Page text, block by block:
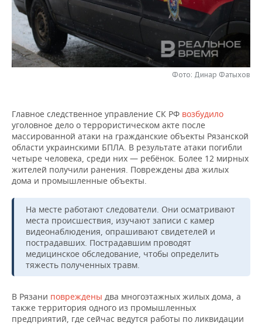
ОПК
ЭНЕРГЕТИКА
ТРАНСПОРТ
УСЛУГИ
IT
МЕДИА
ТЕЛЕКОММУНИКАЦИИ
НОВОСТИ МЕРОПРИЯТИЙ
ВЫЕЗДНАЯ РЕДАКЦИЯ
БИЗНЕС-БРАНЧИ
ОТКРЫТАЯ ЛЕКЦИЯ
СПОРТ
НОВОСТИ СПОРТА
ФУТБОЛ
БАСКЕТБОЛ
ВОЛЕЙБОЛ
КИБЕРСПОРТ
ФИГУРНОЕ КАТАНИЕ
ВОДНЫЕ ВИДЫ СПОРТА
ХОККЕЙ С МЯЧОМ
ОБЩЕСТВО
НОВОСТИ ОБЩЕСТВА
ИНФРАСТРУКТУРА
ИСТОРИЯ
КУЛЬТУРА
МЕДИЦИНА
ОБРАЗОВАНИЕ
ПРОИСШЕСТВИЯ
ФОТОГАЛЕРЕЯ
СПРАВОЧНИК
СПИСОК ПЕРСОН
СПИСОК КОМПАНИЙ
ПОЛНАЯ ВЕРСИЯ
Фото: Динар Фатыхов
Главное следственное управление СК РФ возбудило
уголовное дело о террористическом акте после
массированной атаки на гражданские объекты Рязанской
области украинскими БПЛА. В результате атаки погибли
четыре человека, среди них — ребёнок. Более 12 мирных
жителей получили ранения. Повреждены два жилых
дома и промышленные объекты.
На месте работают следователи. Они осматривают
места происшествия, изучают записи с камер
видеонаблюдения, опрашивают свидетелей и
пострадавших. Пострадавшим проводят
медицинское обследование, чтобы определить
тяжесть полученных травм.
В Рязани повреждены два многоэтажных жилых дома, а
также территория одного из промышленных
предприятий, где сейчас ведутся работы по ликвидации